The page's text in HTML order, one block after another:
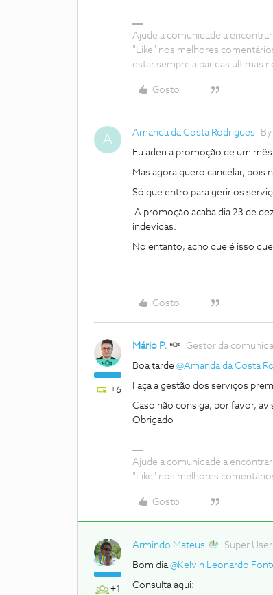
Ajude a comunidade a
"Like" nos melhores
estar sempre a par das ultimas
Gosto
A Amanda da Costa Rodrigues
Eu aderi a promoção de um
Mas agora quero cancelar, pois
Só que entro para gerir os
A promoção acaba dia 23 de
indevidas.
No entanto, acho que é isso
Gosto
+6
Mário P. Gestor da
Boa tarde @Amanda da Costa
Faça a gestão dos serviços
Caso não consiga, por favor,
Obrigado
Ajude a comunidade a
"Like" nos melhores
Gosto
+1
Armindo Mateus Super User
Bom dia@Kelvin Leonardo
Consulta aqui: